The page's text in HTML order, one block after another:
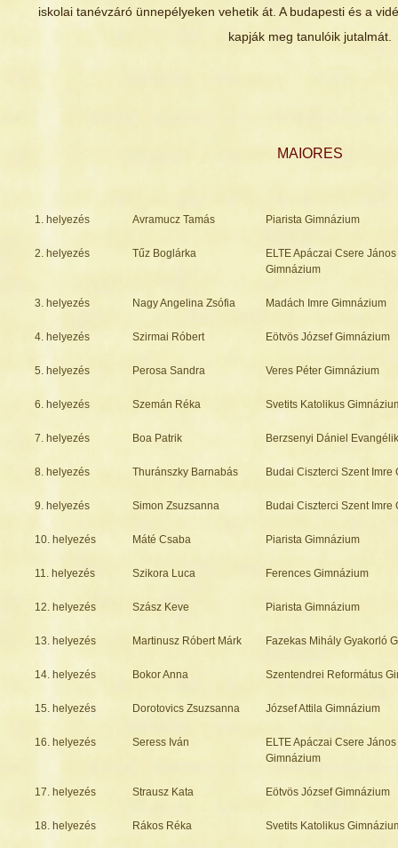
iskolai tanévzáró ünnepélyeken vehetik át. A budapesti és a
kapják meg tanulóik jutalmát.
MAIORES
1. helyezés Avramucz Tamás Piarista Gimnázium
2. helyezés Tűz Boglárka
ELTE Apáczai Csere
Gimnázium
3. helyezés Nagy Angelina Zsófia Madách Imre Gimnázium
4. helyezés Szirmai Róbert Eötvös József Gimnázium
5. helyezés Perosa Sandra Veres Péter Gimnázium
6. helyezés Szemán Réka Svetits Katolikus
7. helyezés Boa Patrik Berzsenyi Dániel
8. helyezés Thuránszky Barnabás Budai Ciszterci Szent Imre
9. helyezés Simon Zsuzsanna Budai Ciszterci Szent Imre
10. helyezés Máté Csaba Piarista Gimnázium
11. helyezés Szikora Luca Ferences Gimnázium
12. helyezés Szász Keve Piarista Gimnázium
13. helyezés Martinusz Róbert Márk Fazekas Mihály Gyakorló
14. helyezés Bokor Anna Szentendrei Református
15. helyezés Dorotovics Zsuzsanna József Attila Gimnázium
16. helyezés Seress Iván
ELTE Apáczai Csere
Gimnázium
17. helyezés Strausz Kata Eötvös József Gimnázium
18. helyezés Rákos Réka Svetits Katolikus